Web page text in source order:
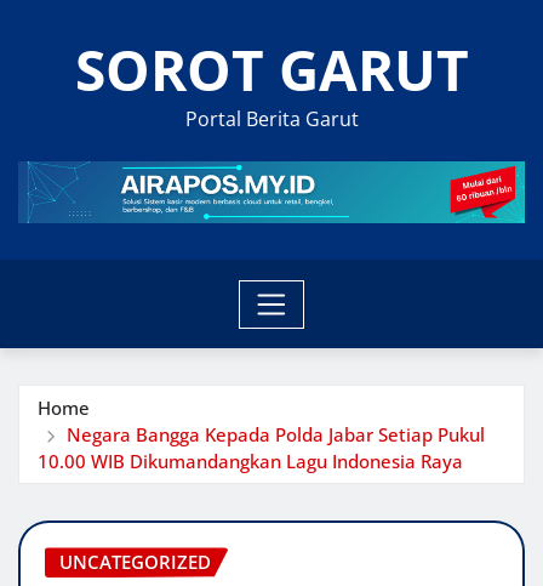
SOROT GARUT
Portal Berita Garut
Home
Negara Bangga Kepada Polda Jabar Setiap Pukul
10.00 WIB Dikumandangkan Lagu Indonesia Raya
UNCATEGORIZED